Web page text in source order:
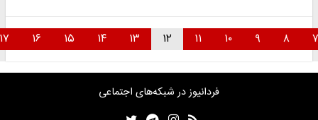
فردانیوز در شبکه‌های اجتماعی